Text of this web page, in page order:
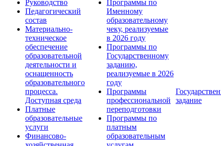
Руководство
Педагогический
состав
Материально-
техническое
обеспечение
образовательной
деятельности и
оснащенность
образовательного
процесса.
Доступная среда
Платные
образовательные
услуги
Финансово-
Программы по
Именному
образовательному
чеку, реализуемые
в 2026 году
Программы по
Государственному
заданию,
реализуемые в 2026
году
Программы
профессиональной
переподготовки
Программы по
платным
образовательным
задание